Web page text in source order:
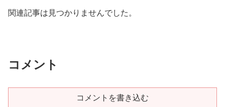
関連記事は見つかりませんでした。
コメント
コメントを書き込む